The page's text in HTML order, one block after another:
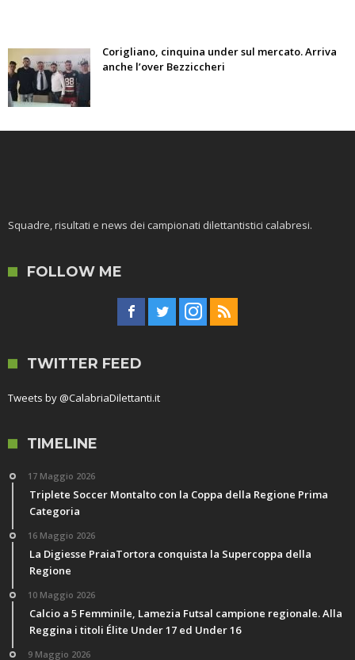
Corigliano, cinquina under sul mercato. Arriva
anche l’over Bezziccheri
Squadre, risultati e news dei campionati dilettantistici calabresi.
FOLLOW ME
TWITTER FEED
Tweets by @CalabriaDilettanti.it
TIMELINE
17 Maggio 2026
Triplete Soccer Montalto con la Coppa della Regione Prima
Categoria
16 Maggio 2026
La Digiesse PraiaTortora conquista la Supercoppa della
Regione
10 Maggio 2026
Calcio a 5 Femminile, Lamezia Futsal campione regionale. Alla
Reggina i titoli Élite Under 17 ed Under 16
9 Maggio 2026